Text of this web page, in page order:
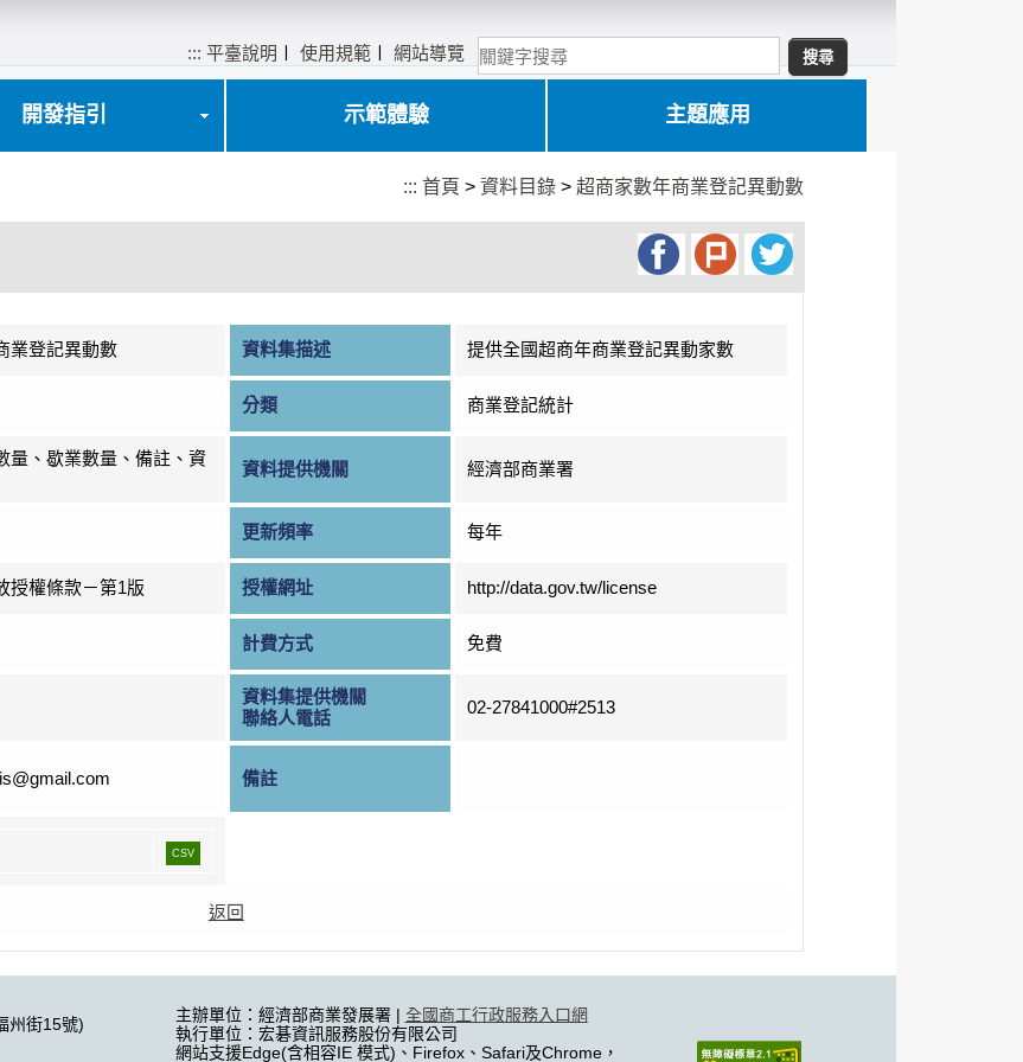
::: 平臺說明 〡使用規範 〡網站導覽
開發指引 示範體驗 主題應用
::: 首頁 >資料目錄 >超商家數年商業登記異動數
業登記異動數 資料集描述 提供全國超商年商業登記異動家數
分類 商業登記統計
量、歇業數量、備註、資
資料提供機關 經濟部商業署
更新頻率 每年
授權條款－第1版 授權網址 http://data.gov.tw/license
計費方式 免費
資料集提供機關
聯絡人電話
02-27841000#2513
備註
CSV
返回
州街15號)
主辦單位：經濟部商業發展署 | 全國商工行政服務入口網
執行單位：宏碁資訊服務股份有限公司
網站支援Edge(含相容IE 模式)、Firefox、Safari及Chrome，